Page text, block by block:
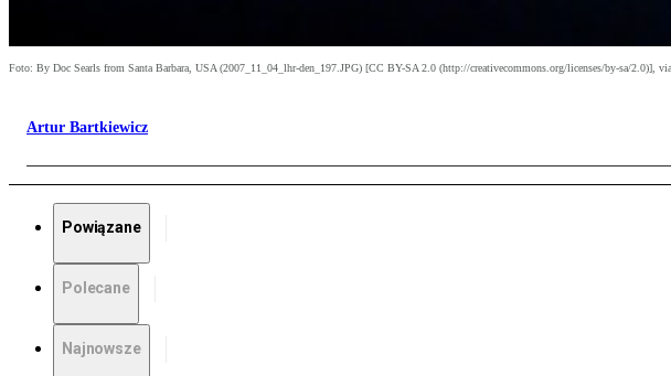
Foto: By Doc Searls from Santa Barbara, USA (2007_11_04_lhr-den_197.JPG) [CC BY-SA 2.0 (http://creativecommons.org/licenses/by-sa/2.0)],
Artur Bartkiewicz
Powiązane
Polecane
Najnowsze